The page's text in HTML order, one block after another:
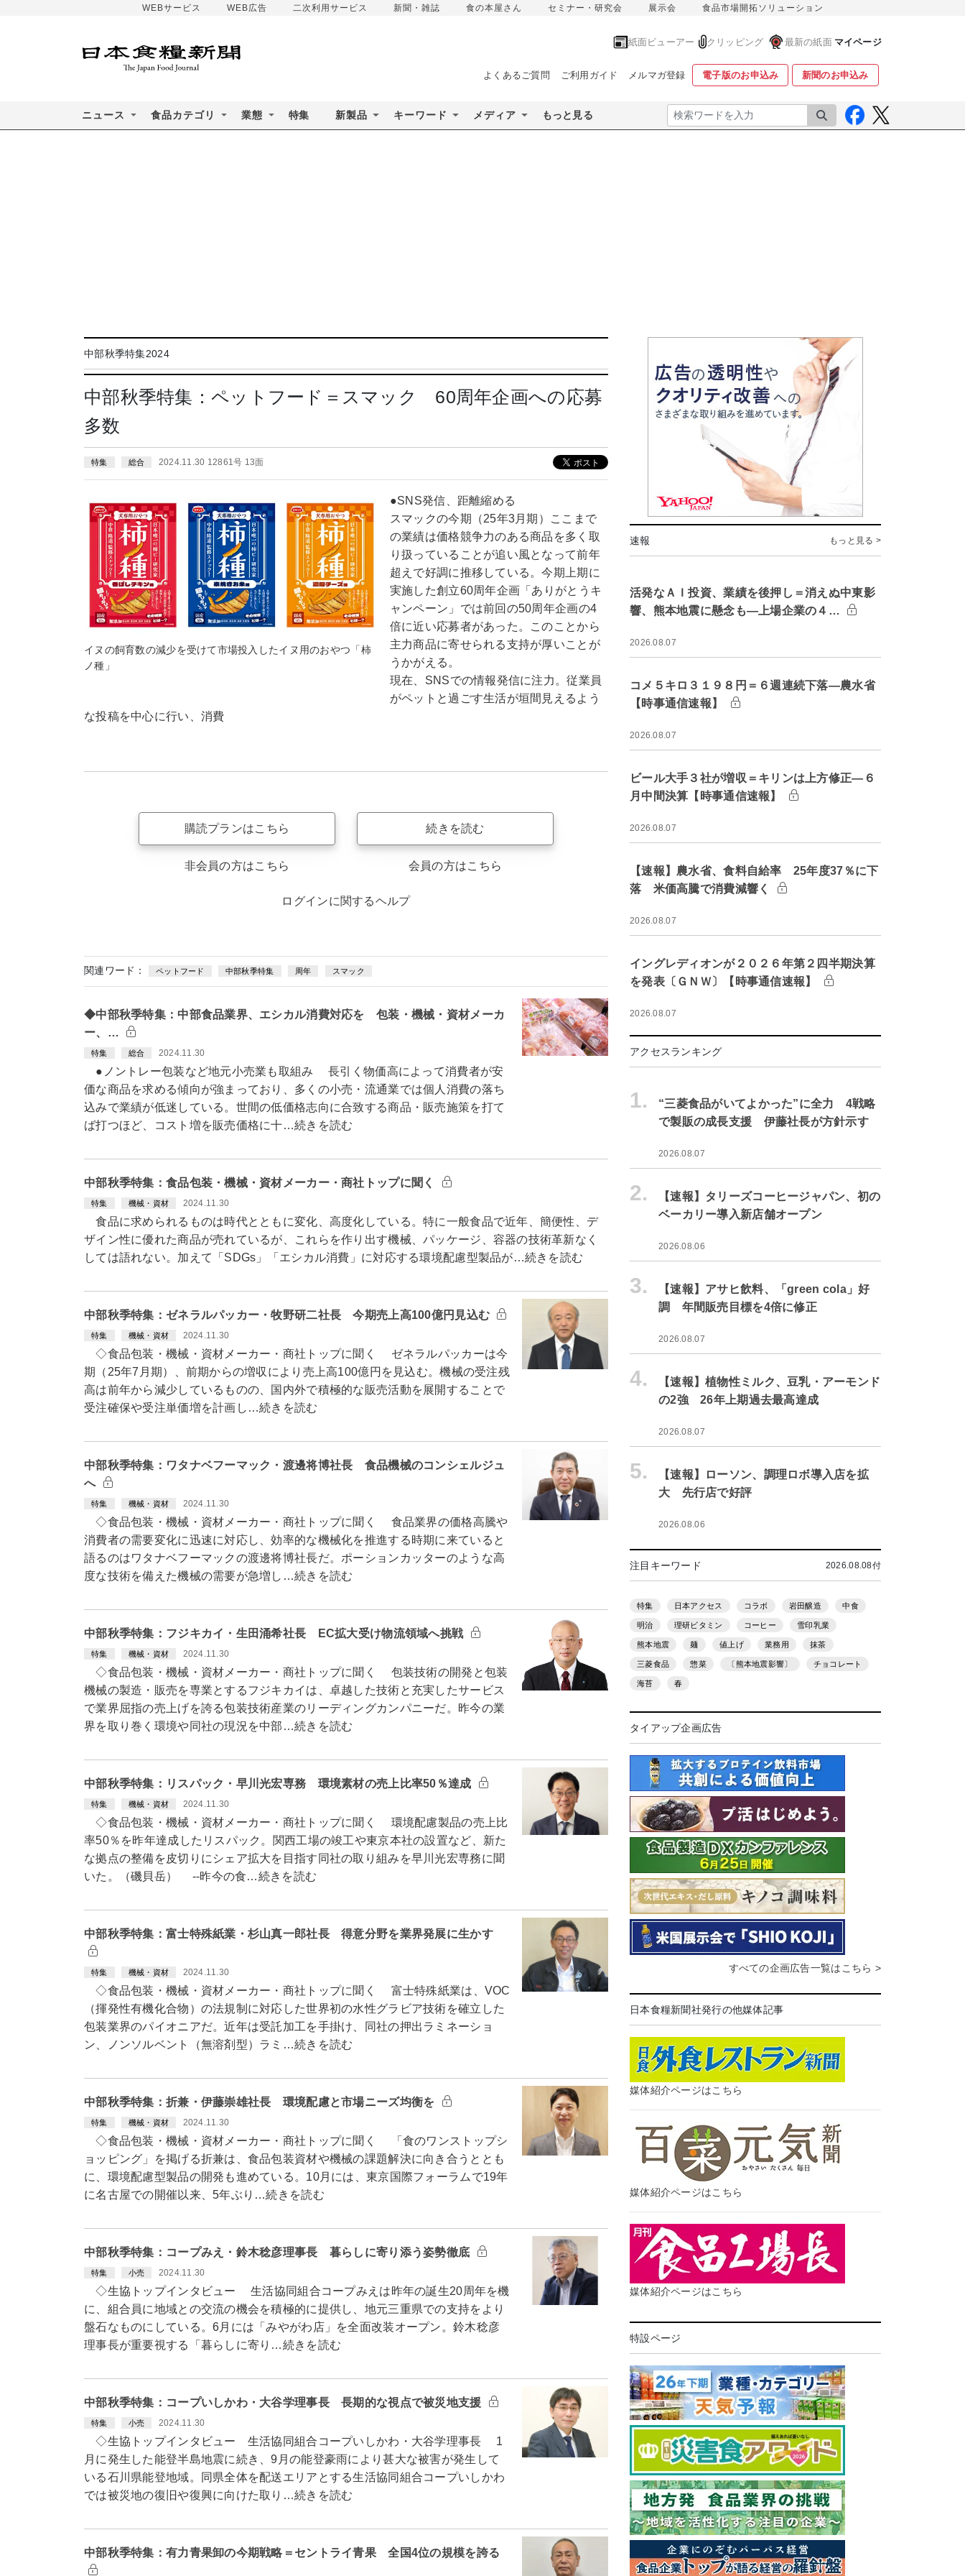
WEBサービス WEB広告 二次利用サービス 新聞・雑誌 食の本屋さん セミナー・研究会 展示会 食品市場開拓ソリューション
紙面ビューアー クリッピング 最新の紙面 マイページ
よくあるご質問 ご利用ガイド メルマガ登録 電子版のお申込み 新聞のお申込み
ニュース 食品カテゴリ 業態 特集 新製品 キーワード メディア もっと見る 検索
中部秋季特集2024
中部秋季特集：ペットフード＝スマック 60周年企画への応募
多数
特集 総合 2024.11.30 12861号 13面
イヌの飼育数の減少を受けて市場投入したイヌ用のおやつ「柿
ノ種」
●SNS発信、距離縮める
スマックの今期（25年3月期）ここまで
の業績は価格競争力のある商品を多く取
り扱っていることが追い風となって前年
超えで好調に推移している。今期上期に
実施した創立60周年企画「ありがとうキ
ャンペーン」では前回の50周年企画の4
倍に近い応募者があった。このことから
主力商品に寄せられる支持が厚いことが
うかがえる。
現在、SNSでの情報発信に注力。従業員
がペットと過ごす生活が垣間見えるよう
な投稿を中心に行い、消費
購読プランはこちら
非会員の方はこちら
続きを読む
会員の方はこちら
ログインに関するヘルプ
関連ワード： ペットフード 中部秋季特集 周年 スマック
◆中部秋季特集：中部食品業界、エシカル消費対応を 包装・機械・資材メーカ
ー、…
特集 総合 2024.11.30
●ノントレー包装など地元小売業も取組み 長引く物価高によって消費者が安
価な商品を求める傾向が強まっており、多くの小売・流通業では個人消費の落ち
込みで業績が低迷している。世間の低価格志向に合致する商品・販売施策を打て
ば打つほど、コスト増を販売価格に十…続きを読む
中部秋季特集：食品包装・機械・資材メーカー・商社トップに聞く
特集 機械・資材 2024.11.30
食品に求められるものは時代とともに変化、高度化している。特に一般食品で近年、簡便性、デ
ザイン性に優れた商品が売れているが、これらを作り出す機械、パッケージ、容器の技術革新なく
しては語れない。加えて「SDGs」「エシカル消費」に対応する環境配慮型製品が…続きを読む
中部秋季特集：ゼネラルパッカー・牧野研二社長 今期売上高100億円見込む
特集 機械・資材 2024.11.30
◇食品包装・機械・資材メーカー・商社トップに聞く ゼネラルパッカーは今
期（25年7月期）、前期からの増収により売上高100億円を見込む。機械の受注残
高は前年から減少しているものの、国内外で積極的な販売活動を展開することで
受注確保や受注単価増を計画し…続きを読む
中部秋季特集：ワタナベフーマック・渡邊将博社長 食品機械のコンシェルジュ
へ
特集 機械・資材 2024.11.30
◇食品包装・機械・資材メーカー・商社トップに聞く 食品業界の価格高騰や
消費者の需要変化に迅速に対応し、効率的な機械化を推進する時期に来ていると
語るのはワタナベフーマックの渡邊将博社長だ。ポーションカッターのような高
度な技術を備えた機械の需要が急増し…続きを読む
中部秋季特集：フジキカイ・生田涌希社長 EC拡大受け物流領域へ挑戦
特集 機械・資材 2024.11.30
◇食品包装・機械・資材メーカー・商社トップに聞く 包装技術の開発と包装
機械の製造・販売を専業とするフジキカイは、卓越した技術と充実したサービス
で業界屈指の売上げを誇る包装技術産業のリーディングカンパニーだ。昨今の業
界を取り巻く環境や同社の現況を中部…続きを読む
中部秋季特集：リスパック・早川光宏専務 環境素材の売上比率50％達成
特集 機械・資材 2024.11.30
◇食品包装・機械・資材メーカー・商社トップに聞く 環境配慮製品の売上比
率50％を昨年達成したリスパック。関西工場の竣工や東京本社の設置など、新た
な拠点の整備を皮切りにシェア拡大を目指す同社の取り組みを早川光宏専務に聞
いた。（磯貝岳） --昨今の食…続きを読む
中部秋季特集：富士特殊紙業・杉山真一郎社長 得意分野を業界発展に生かす
特集 機械・資材 2024.11.30
◇食品包装・機械・資材メーカー・商社トップに聞く 富士特殊紙業は、VOC
（揮発性有機化合物）の法規制に対応した世界初の水性グラビア技術を確立した
包装業界のパイオニアだ。近年は受託加工を手掛け、同社の押出ラミネーショ
ン、ノンソルベント（無溶剤型）ラミ…続きを読む
中部秋季特集：折兼・伊藤崇雄社長 環境配慮と市場ニーズ均衡を
特集 機械・資材 2024.11.30
◇食品包装・機械・資材メーカー・商社トップに聞く 「食のワンストップシ
ョッピング」を掲げる折兼は、食品包装資材や機械の課題解決に向き合うととも
に、環境配慮型製品の開発も進めている。10月には、東京国際フォーラムで19年
に名古屋での開催以来、5年ぶり…続きを読む
中部秋季特集：コープみえ・鈴木稔彦理事長 暮らしに寄り添う姿勢徹底
特集 小売 2024.11.30
◇生協トップインタビュー 生活協同組合コープみえは昨年の誕生20周年を機
に、組合員に地域との交流の機会を積極的に提供し、地元三重県での支持をより
盤石なものにしている。6月には「みやがわ店」を全面改装オープン。鈴木稔彦
理事長が重要視する「暮らしに寄り…続きを読む
中部秋季特集：コープいしかわ・大谷学理事長 長期的な視点で被災地支援
特集 小売 2024.11.30
◇生協トップインタビュー 生活協同組合コープいしかわ・大谷学理事長 1
月に発生した能登半島地震に続き、9月の能登豪雨により甚大な被害が発生して
いる石川県能登地域。同県全体を配送エリアとする生活協同組合コープいしかわ
では被災地の復旧や復興に向けた取り…続きを読む
中部秋季特集：有力青果卸の今期戦略＝セントライ青果 全国4位の規模を誇る
速報 もっと見る >
活発なＡＩ投資、業績を後押し＝消えぬ中東影
響、熊本地震に懸念も―上場企業の４…
2026.08.07
コメ５キロ３１９８円＝６週連続下落―農水省
【時事通信速報】
2026.08.07
ビール大手３社が増収＝キリンは上方修正―６
月中間決算【時事通信速報】
2026.08.07
【速報】農水省、食料自給率 25年度37％に下
落 米価高騰で消費減響く
2026.08.07
イングレディオンが２０２６年第２四半期決算
を発表〔ＧＮＷ〕【時事通信速報】
2026.08.07
アクセスランキング
1.
“三菱食品がいてよかった”に全力 4戦略
で製販の成長支援 伊藤社長が方針示す
2026.08.07
2.
【速報】タリーズコーヒージャパン、初の
ベーカリー導入新店舗オープン
2026.08.06
3.
【速報】アサヒ飲料、「green cola」好
調 年間販売目標を4倍に修正
2026.08.07
4.
【速報】植物性ミルク、豆乳・アーモンド
の2強 26年上期過去最高達成
2026.08.07
5.
【速報】ローソン、調理ロボ導入店を拡
大 先行店で好評
2026.08.06
注目キーワード 2026.08.08付
特集 日本アクセス コラボ 岩田醸造 中食
明治 理研ビタミン コーヒー 雪印乳業
熊本地震 麺 値上げ 業務用 抹茶
三菱食品 惣菜 〔熊本地震影響〕 チョコレート
海苔 春
タイアップ企画広告
すべての企画広告一覧はこちら >
日本食糧新聞社発行の他媒体記事
媒体紹介ページはこちら
媒体紹介ページはこちら
媒体紹介ページはこちら
特設ページ